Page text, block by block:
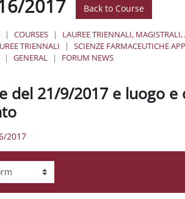
2017
Back to Course
COURSES LAUREE TRIENNALI,
TRIENNALI
SCIENZE FARMACEUTICHE
GENERAL FORUM NEWS
del 21/9/2017 e luogo
2017